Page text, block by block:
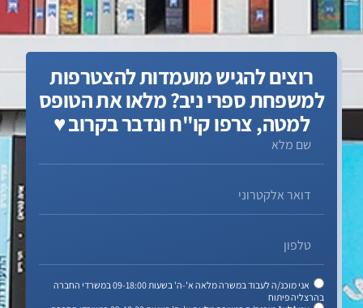
רוצים להגיש מועמדות להצטרפות
למשפחת ספרי ניב? מלאו את הטופס
למטה, צרפו קו"ח ונדבר בקרוב ♥️
אני מוכנ/ה לעבוד במשרה מלאה א'-ה' בשעות 09-18:00 במשרדי החברה
בהרצליה פיתוח